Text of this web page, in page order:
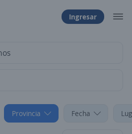
Ingresar
Provincia Fecha